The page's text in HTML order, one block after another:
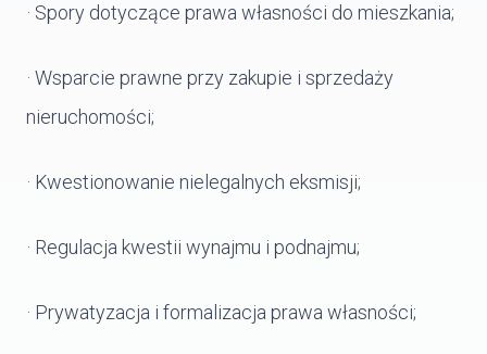
· Spory dotyczące prawa własności do mieszkania;
· Wsparcie prawne przy zakupie i sprzedaży
nieruchomości;
· Kwestionowanie nielegalnych eksmisji;
· Regulacja kwestii wynajmu i podnajmu;
· Prywatyzacja i formalizacja prawa własności;